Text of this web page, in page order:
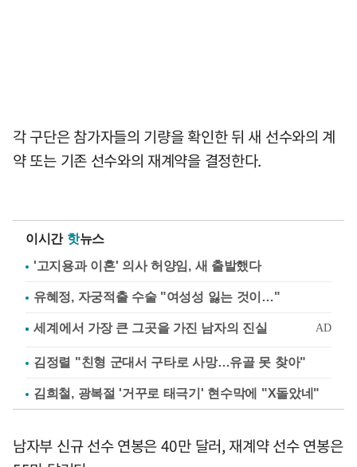
각 구단은 참가자들의 기량을 확인한 뒤 새 선수와의 계
약 또는 기존 선수와의 재계약을 결정한다.
이시간 핫뉴스
'고지용과 이혼' 의사 허양임, 새 출발했다
유혜정, 자궁적출 수술 "여성성 잃는 것이…"
김정렬 "친형 군대서 구타로 사망…유골 못 찾아"
김희철, 광복절 '거꾸로 태극기' 현수막에 "X돌았네"
남자부 신규 선수 연봉은 40만 달러, 재계약 선수 연봉은